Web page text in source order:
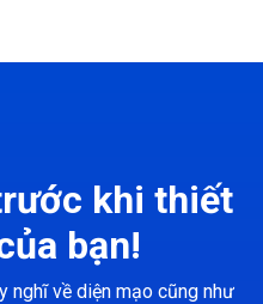
khi thiết
bạn!
nghĩ về diện mạo cũng như